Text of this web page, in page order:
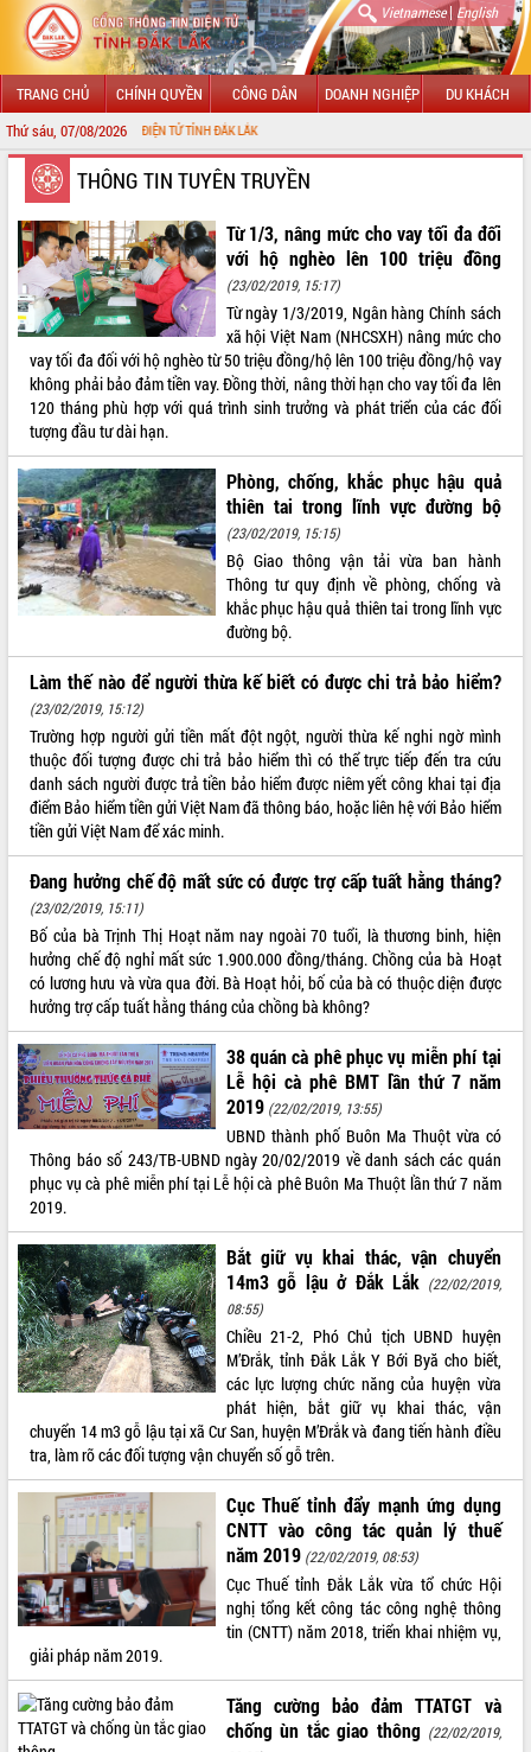
Vietnamese| English
TRANG CHỦ CHÍNH QUYỀN CÔNG DÂN DOANH NGHIỆP DU KHÁCH
Thứ sáu, 07/08/2026
THÔNG TIN ĐIỆN TỬ TỈNH ĐẮK LẮK
GIỚI THIỆU
LÃNH ĐẠO UBND TỈNH
TIN TỨC SỰ KIỆN
SỞ, BAN, NGÀNH
UBND CÁC XÃ, PHƯỜNG
THÔNG TIN CHỈ ĐẠO ĐIỀU HÀNH
HỆ THỐNG VĂN BẢN
VĂN BẢN HĐND TỈNH
ĐIỂM TIN VĂN BẢN
QUY HOẠCH - KẾ HOẠCH
VIDEO
Không có file video nào để phát.
ALBUM ẢNH
LIÊN KẾT WEB
THỐNG KÊ TRUY CẬP
Hôm nay: 4443
Tất cả: 66049766
THÔNG TIN TUYÊN TRUYỀN
Từ 1/3, nâng mức cho vay tối đa đối
với hộ nghèo lên 100 triệu đồng
(23/02/2019, 15:17)
Từ ngày 1/3/2019, Ngân hàng Chính sách
xã hội Việt Nam (NHCSXH) nâng mức cho
vay tối đa đối với hộ nghèo từ 50 triệu đồng/hộ lên 100 triệu đồng/hộ vay
không phải bảo đảm tiền vay. Đồng thời, nâng thời hạn cho vay tối đa lên
120 tháng phù hợp với quá trình sinh trưởng và phát triển của các đối
tượng đầu tư dài hạn.
Phòng, chống, khắc phục hậu quả
thiên tai trong lĩnh vực đường bộ
(23/02/2019, 15:15)
Bộ Giao thông vận tải vừa ban hành
Thông tư quy định về phòng, chống và
khắc phục hậu quả thiên tai trong lĩnh vực
đường bộ.
Làm thế nào để người thừa kế biết có được chi trả bảo hiểm?
(23/02/2019, 15:12)
Trường hợp người gửi tiền mất đột ngột, người thừa kế nghi ngờ mình
thuộc đối tượng được chi trả bảo hiểm thì có thể trực tiếp đến tra cứu
danh sách người được trả tiền bảo hiểm được niêm yết công khai tại địa
điểm Bảo hiểm tiền gửi Việt Nam đã thông báo, hoặc liên hệ với Bảo hiểm
tiền gửi Việt Nam để xác minh.
Đang hưởng chế độ mất sức có được trợ cấp tuất hằng tháng?
(23/02/2019, 15:11)
Bố của bà Trịnh Thị Hoạt năm nay ngoài 70 tuổi, là thương binh, hiện
hưởng chế độ nghỉ mất sức 1.900.000 đồng/tháng. Chồng của bà Hoạt
có lương hưu và vừa qua đời. Bà Hoạt hỏi, bố của bà có thuộc diện được
hưởng trợ cấp tuất hằng tháng của chồng bà không?
38 quán cà phê phục vụ miễn phí tại
Lễ hội cà phê BMT lần thứ 7 năm
2019 (22/02/2019, 13:55)
UBND thành phố Buôn Ma Thuột vừa có
Thông báo số 243/TB-UBND ngày 20/02/2019 về danh sách các quán
phục vụ cà phê miễn phí tại Lễ hội cà phê Buôn Ma Thuột lần thứ 7 năm
2019.
Bắt giữ vụ khai thác, vận chuyển
14m3 gỗ lậu ở Đắk Lắk (22/02/2019,
08:55)
Chiều 21-2, Phó Chủ tịch UBND huyện
M’Đrắk, tỉnh Đắk Lắk Y Bới Byă cho biết,
các lực lượng chức năng của huyện vừa
phát hiện, bắt giữ vụ khai thác, vận
chuyển 14 m3 gỗ lậu tại xã Cư San, huyện M’Đrắk và đang tiến hành điều
tra, làm rõ các đối tượng vận chuyển số gỗ trên.
Cục Thuế tỉnh đẩy mạnh ứng dụng
CNTT vào công tác quản lý thuế
năm 2019 (22/02/2019, 08:53)
Cục Thuế tỉnh Đắk Lắk vừa tổ chức Hội
nghị tổng kết công tác công nghệ thông
tin (CNTT) năm 2018, triển khai nhiệm vụ,
giải pháp năm 2019.
Tăng cường bảo đảm TTATGT và
chống ùn tắc giao thông (22/02/2019,